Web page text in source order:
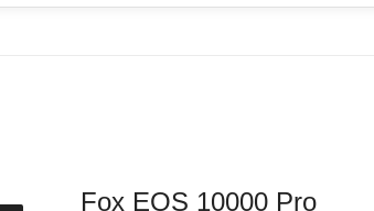
Fox EOS 10000 Pro